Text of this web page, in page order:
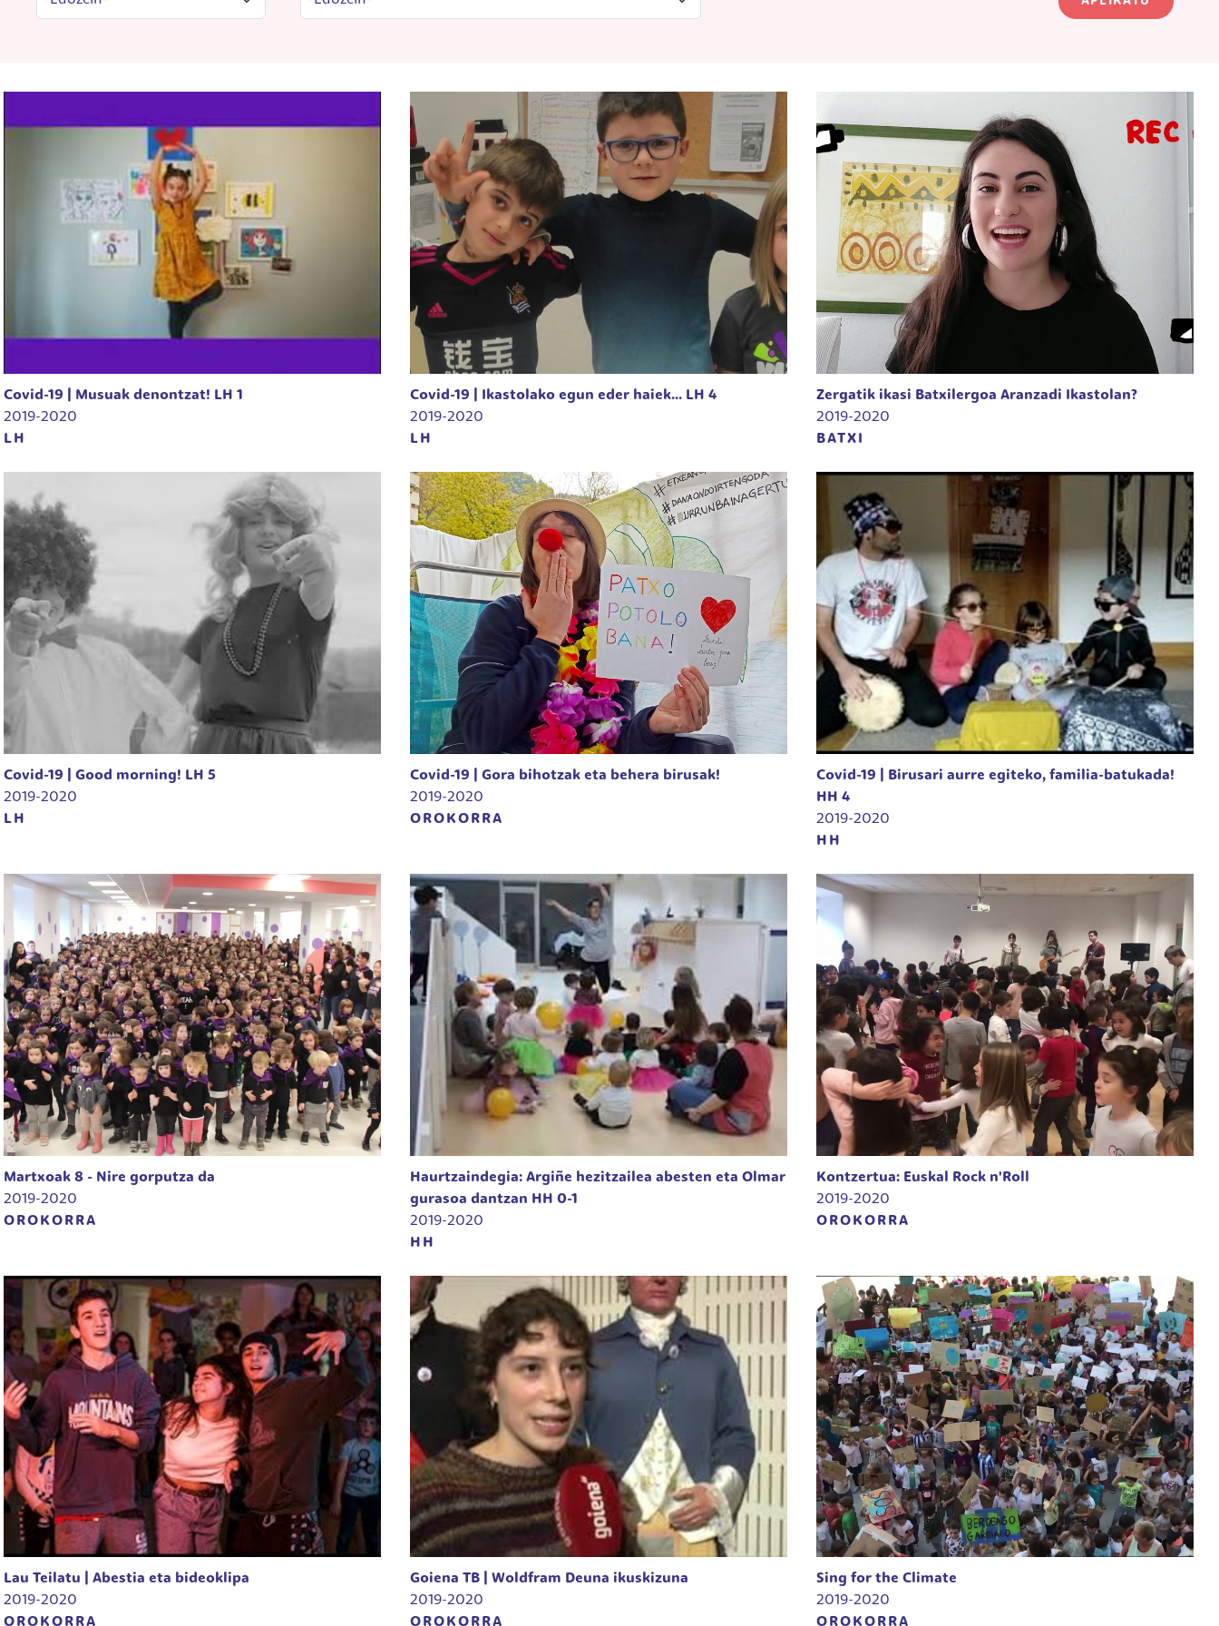
Covid-19 | Musuak denontzat! LH 1
2019-2020
LH
Covid-19 | Ikastolako egun eder haiek... LH 4
2019-2020
LH
Zergatik ikasi Batxilergoa Aranzadi Ikastolan?
2019-2020
BATXI
Covid-19 | Good morning! LH 5
2019-2020
LH
Covid-19 | Gora bihotzak eta behera birusak!
2019-2020
OROKORRA
Covid-19 | Birusari aurre egiteko, familia-batukada!
HH 4
2019-2020
HH
Martxoak 8 - Nire gorputza da
2019-2020
OROKORRA
Haurtzaindegia: Argiñe hezitzailea abesten eta Olmar
gurasoa dantzan HH 0-1
2019-2020
HH
Kontzertua: Euskal Rock n'Roll
2019-2020
OROKORRA
Lau Teilatu | Abestia eta bideoklipa
2019-2020
OROKORRA
Goiena TB | Woldfram Deuna ikuskizuna
2019-2020
OROKORRA
Sing for the Climate
2019-2020
OROKORRA